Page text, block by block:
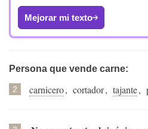
Mejorar mi texto
Persona que vende carne:
2 carnicero, cortador, tajante,